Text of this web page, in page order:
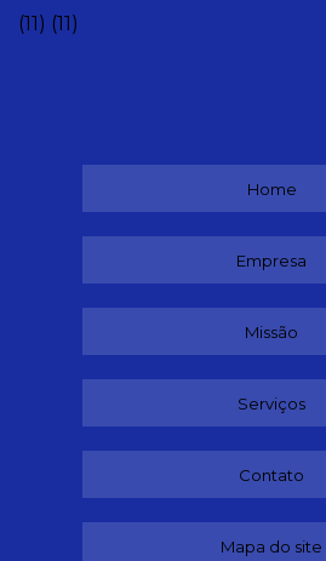
(11) (11)
Home
Empresa
Missão
Serviços
Contato
Mapa do site